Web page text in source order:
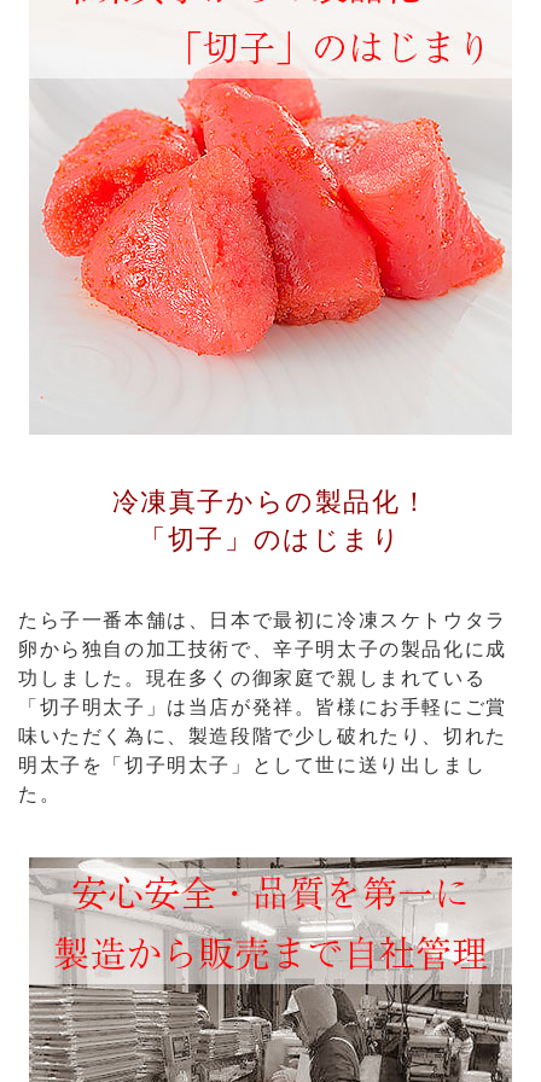
冷凍真子からの製品化！
「切子」のはじまり
たら子一番本舗は、日本で最初に冷凍スケトウタラ
卵から独自の加工技術で、辛子明太子の製品化に成
功しました。現在多くの御家庭で親しまれている
「切子明太子」は当店が発祥。皆様にお手軽にご賞
味いただく為に、製造段階で少し破れたり、切れた
明太子を「切子明太子」として世に送り出しまし
た。